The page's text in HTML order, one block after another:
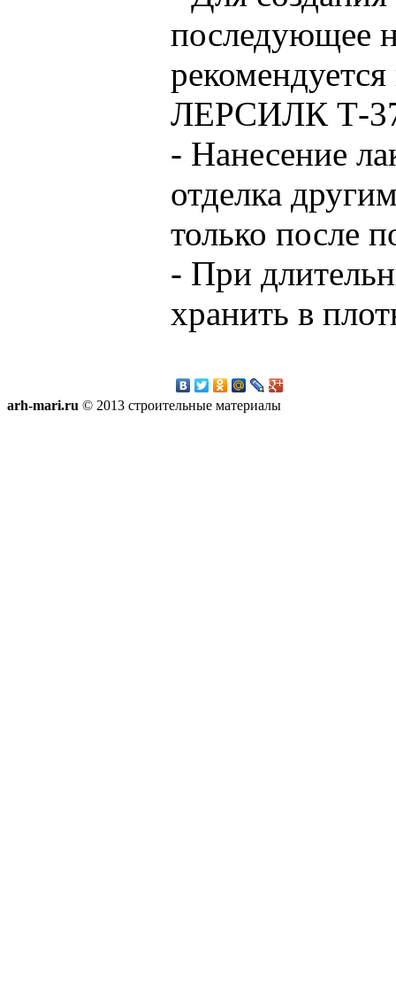
последующее
ЛЕРСИЛК Т-
- Нанесение
отделка
только после
- При
хранить в
arh-mari.ru © 2013 строительные материалы